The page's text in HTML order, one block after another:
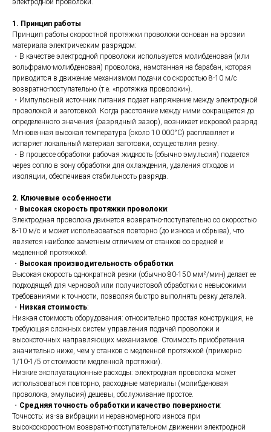
электродной проволоки.
1. Принцип работы
Принцип работы скоростной протяжки проволоки основан на эрозии
материала электрическим разрядом:
・В качестве электродной проволоки используется молибденовая (или
вольфрамо-молибденовая) проволока, намотанная на барабан, которая
приводится в движение механизмом подачи со скоростью 8-10 м/с
возвратно-поступательно (т.е. «протяжка проволоки»).
・Импульсный источник питания подает напряжение между электродной
проволокой и заготовкой. Когда расстояние между ними сокращается до
определенного значения (разрядный зазор), возникает искровой разряд.
Мгновенная высокая температура (около 10 000°C) расплавляет и
испаряет локальный материал заготовки, осуществляя резку.
・В процессе обработки рабочая жидкость (обычно эмульсия) подается
через сопло в зону обработки для охлаждения, удаления отходов и
изоляции, обеспечивая стабильность разряда.
2. Ключевые особенности
・ Высокая скорость протяжки проволоки:
Электродная проволока движется возвратно-поступательно со скоростью
8-10 м/с и может использоваться повторно (до износа и обрыва), что
является наиболее заметным отличием от станков со средней и
медленной протяжкой.
・ Высокая производительность обработки:
Высокая скорость однократной резки (обычно 80-150 мм²/мин) делает ее
подходящей для черновой или получистовой обработки с невысокими
требованиями к точности, позволяя быстро выполнять резку деталей.
・ Низкая стоимость:
Низкая стоимость оборудования: относительно простая конструкция, не
требующая сложных систем управления подачей проволоки и
высокоточных направляющих механизмов. Стоимость приобретения
значительно ниже, чем у станков с медленной протяжкой (примерно
1/10-1/5 от стоимости медленной протяжки).
Низкие эксплуатационные расходы: электродная проволока может
использоваться повторно, расходные материалы (молибденовая
проволока, эмульсия) дешевы, обслуживание простое.
・ Средняя точность обработки и качество поверхности:
Точность: из-за вибрации и неравномерного износа при
высокоскоростном возвратно-поступательном движении электродной